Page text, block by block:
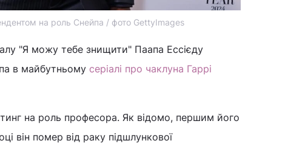
на роль Снейпа / фото GettyImages
"Я можу тебе знищити" Паапа Ессієду
в майбутньому серіалі про чаклуна Гаррі
на роль професора. Як відомо, першим його
він помер від раку підшлункової